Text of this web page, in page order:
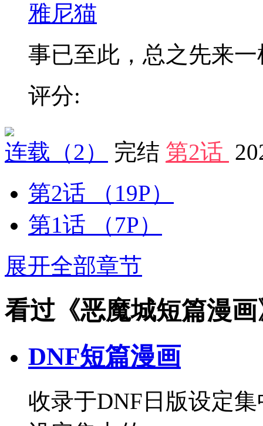
雅尼猫
事已至此，总之先来一
评分:
连载 （2） 完结 第2话
第2话
（19P）
第1话
（7P）
展开全部章节
看过《恶魔城短篇漫
DNF短篇漫画
收录于DNF日版设定